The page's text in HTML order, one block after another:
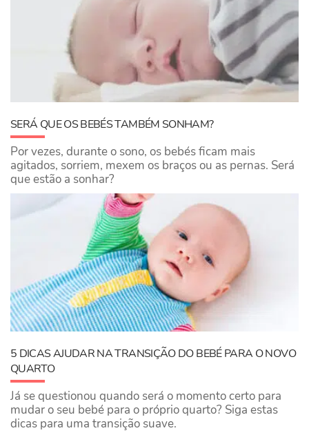
SERÁ QUE OS BEBÉS TAMBÉM SONHAM?
Por vezes, durante o sono, os bebés ficam mais
agitados, sorriem, mexem os braços ou as pernas. Será
que estão a sonhar?
5 DICAS AJUDAR NA TRANSIÇÃO DO BEBÉ PARA O NOVO
QUARTO
Já se questionou quando será o momento certo para
mudar o seu bebé para o próprio quarto? Siga estas
dicas para uma transição suave.